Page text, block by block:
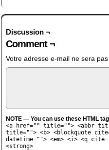
Discussion ¬
Comment ¬
Votre adresse e-mail ne sera pas
NOTE — You can use these HTML
<a href="" title=""> <abbr
title=""> <b> <blockquote
datetime=""> <em> <i> <q
<strong>